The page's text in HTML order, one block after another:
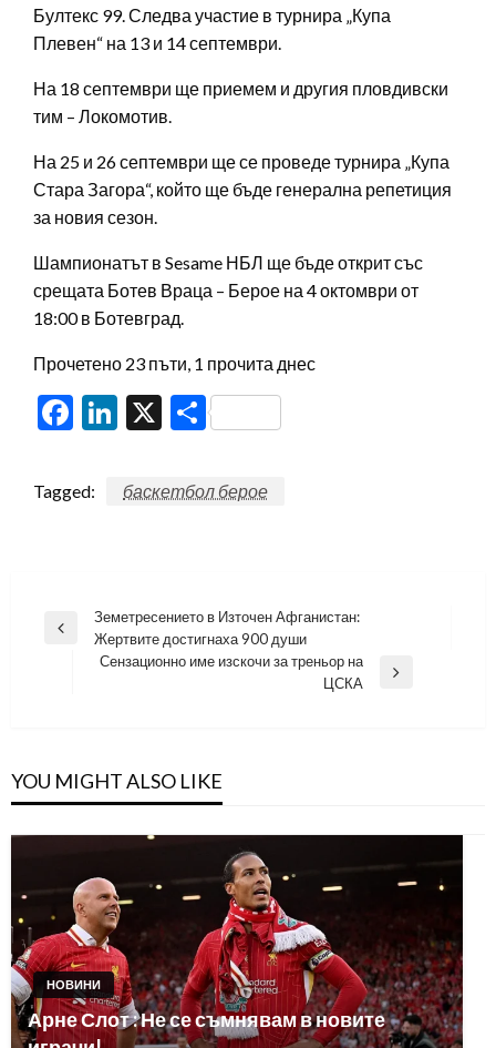
Бултекс 99. Следва участие в турнира „Купа
Плевен“ на 13 и 14 септември.
На 18 септември ще приемем и другия пловдивски
тим – Локомотив.
На 25 и 26 септември ще се проведе турнира „Купа
Стара Загора“, който ще бъде генерална репетиция
за новия сезон.
Шампионатът в Sesame НБЛ ще бъде открит със
срещата Ботев Враца – Берое на 4 октомври от
18:00 в Ботевград.
Прочетено 23 пъти, 1 прочита днес
Facebook
LinkedIn
X Share
Tagged: баскетбол берое
Навигация
Previous
Земетресението в Източен Афганистан:
Жертвите достигнаха 900 души
Сензационно име изскочи за треньор на
ЦСКА
YOU MIGHT ALSO LIKE
НОВИНИ
Арне Слот : Не се съмнявам в новите